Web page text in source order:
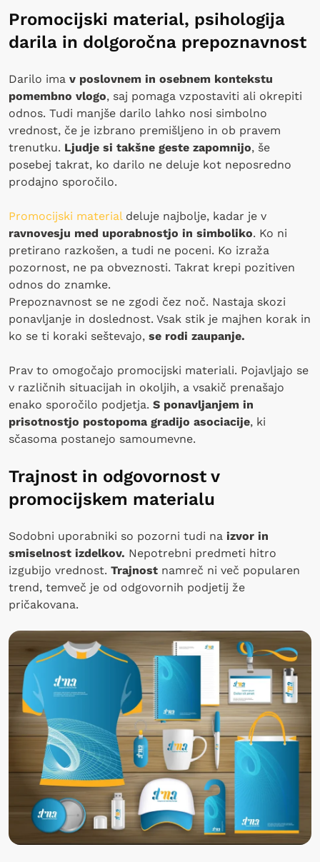
Promocijski material, psihologija
darila in dolgoročna prepoznavnost
Darilo ima v poslovnem in osebnem kontekstu
pomembno vlogo, saj pomaga vzpostaviti ali okrepiti
odnos. Tudi manjše darilo lahko nosi simbolno
vrednost, če je izbrano premišljeno in ob pravem
trenutku. Ljudje si takšne geste zapomnijo, še
posebej takrat, ko darilo ne deluje kot neposredno
prodajno sporočilo.
Promocijski materialdeluje najbolje, kadar je v
ravnovesju med uporabnostjo in simboliko. Ko ni
pretirano razkošen, a tudi ne poceni. Ko izraža
pozornost, ne pa obveznosti. Takrat krepi pozitiven
odnos do znamke.
Prepoznavnost se ne zgodi čez noč. Nastaja skozi
ponavljanje in doslednost. Vsak stik je majhen korak in
ko se ti koraki seštevajo, se rodi zaupanje.
Prav to omogočajo promocijski materiali. Pojavljajo se
v različnih situacijah in okoljih, a vsakič prenašajo
enako sporočilo podjetja. S ponavljanjem in
prisotnostjo postopoma gradijo asociacije, ki
sčasoma postanejo samoumevne.
Trajnost in odgovornost v
promocijskem materialu
Sodobni uporabniki so pozorni tudi na izvor in
smiselnost izdelkov. Nepotrebni predmeti hitro
izgubijo vrednost. Trajnost namreč ni več popularen
trend, temveč je od odgovornih podjetij že
pričakovana.